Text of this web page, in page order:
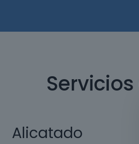
Alicatado